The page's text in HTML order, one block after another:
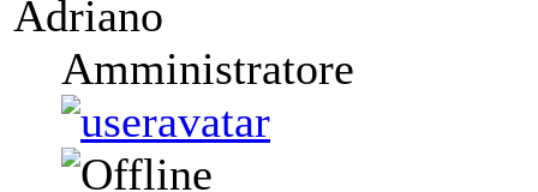
Adriano
Amministratore